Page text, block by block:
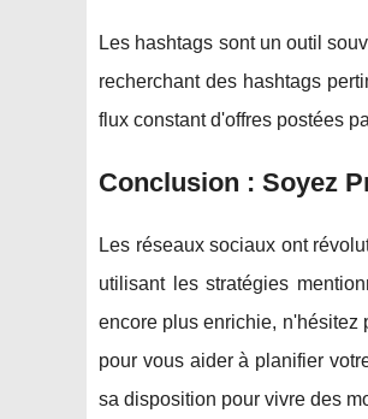
Les hashtags sont un outil
recherchant des hashtags
flux constant d'offres postées
Conclusion : Soyez
Les réseaux sociaux ont
utilisant les stratégies
encore plus enrichie, n'hésitez
pour vous aider à planifier
sa disposition pour vivre des